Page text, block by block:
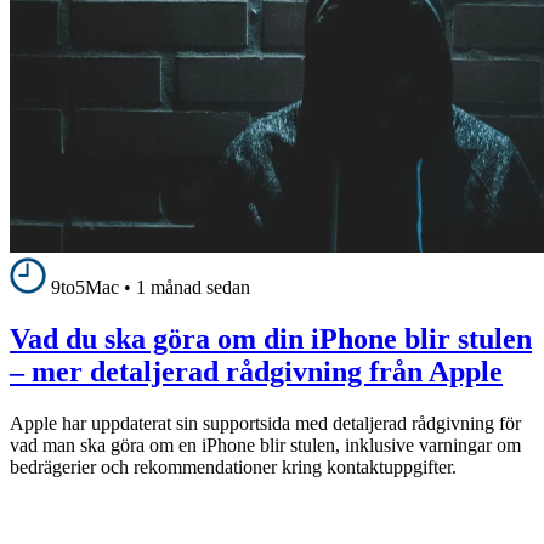
9to5Mac • 1 månad sedan
Vad du ska göra om din iPhone blir stulen
– mer detaljerad rådgivning från Apple
Apple har uppdaterat sin supportsida med detaljerad rådgivning för
vad man ska göra om en iPhone blir stulen, inklusive varningar om
bedrägerier och rekommendationer kring kontaktuppgifter.